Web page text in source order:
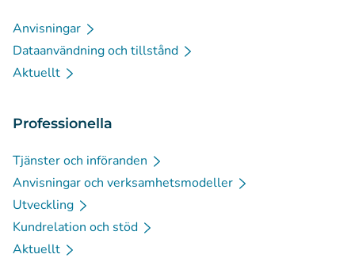
Anvisningar
Dataanvändning och tillstånd
Aktuellt
Professionella
Tjänster och införanden
Anvisningar och verksamhetsmodeller
Utveckling
Kundrelation och stöd
Aktuellt